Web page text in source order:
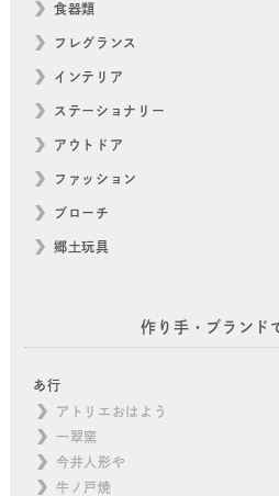
食器類
フレグランス
インテリア
ステーショナリー
アウトドア
ファッション
ブローチ
郷土玩具
作り手・ブランド
あ行
アトリエおはよう
一翠窯
今井人形や
牛ノ戸焼